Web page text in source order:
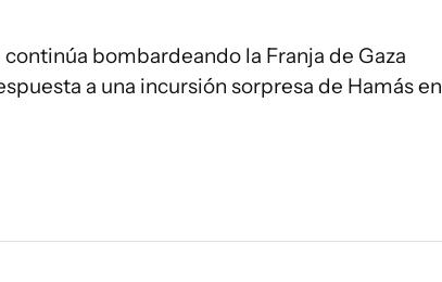
bombardeando la Franja de Gaza
a una incursión sorpresa de Hamás en